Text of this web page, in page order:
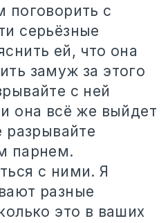
поговорить с
серьёзные
ей, что она
замуж за этого
с ней
она всё же выйдет
разрывайте
парнем.
с ними. Я
разные
это в ваших